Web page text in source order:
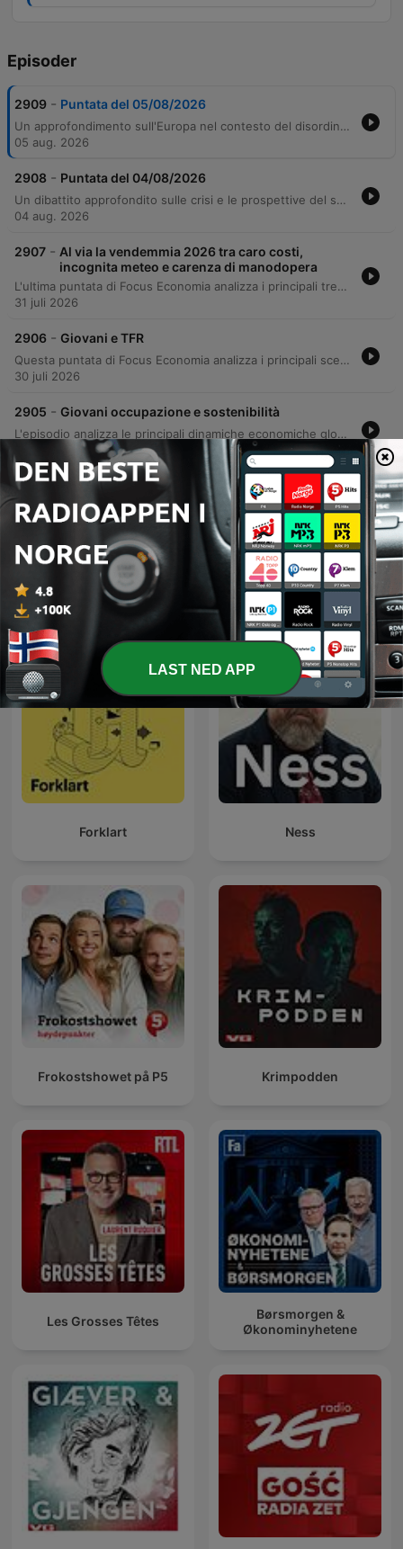
Episoder
2909 - Puntata del 05/08/2026
Un approfondimento sull'Europa nel contesto del disordine mondiale, analizzando la necessità di preservare l'industria come pilastro del welfare e affrontare le sfide della frammentazione globale. Il dibattito esplora l'autonomia strategica, il rapporto con Stati Uniti e Cina e l'importanza dell'integrazione dei mercati dei capitali. L'episodio esamina strategie di crescita basate su traiettorie tecnologiche specifiche e il ruolo cruciale degli istituti nazionali di promozione, come Cassa Depositi e Prestiti, nel catalizzare capitali privati verso la transizione energetica e la resilienza economica del continente.
05 aug. 2026
2908 - Puntata del 04/08/2026
Un dibattito approfondito sulle crisi e le prospettive del settore automotive in Europa, analizzando l'impatto delle regolamentazioni del Green Deal e la sfida della competitività rispetto alla Cina. Gli esperti discutono il rischio di una perdita di sovranità industriale europea e la necessità di innovazione tecnologica. L'analisi si estende alla transizione verso la mobilità elettrica in Italia ed Europa, evidenziando le difficoltà legate all'adozione da parte dei consumatori e alla mancanza di infrastrutture. Il confronto affronta infine il futuro dell'industria, la regolamentazione dei biocarburanti e l'importanza di politiche che proteggano la produzione europea senza penalizzare i cittadini.
04 aug. 2026
2907 - Al via la vendemmia 2026 tra caro costi,
incognita meteo e carenza di manodopera
L'ultima puntata di Focus Economia analizza i principali trend macroeconomici, dal calo dell'inflazione in Italia all'aumento nell'Eurozona, fino alle strategie geopolitiche di Tesla in Cina e alla volatilità dei mercati finanziari estivi. Il programma approfondisce inoltre l'impatto dei cambiamenti climatici sulla viticoltura italiana e le nuove sfide normative europee sugli imballaggi (PPWR), concludendo con consigli pratici per la prevenzione delle truffe informatiche.
31 juli 2026
2906 - Giovani e TFR
Questa puntata di Focus Economia analizza i principali scenari macroeconomici globali, esaminando la crescita degli Stati Uniti e l'inflazione in Eurozona. L'episodio approfondisce le criticità del sistema previdenziale italiano, con particolare attenzione alla riforma della previdenza complementare e alle nuove regole per il TFR. Il programma affronta inoltre l'impatto della direttiva europea sul diritto alla riparazione per contrastare l'obsolescenza programmata. Infine, un'analisi dei mercati finanziari con Enrico Vaccari esplora la volatilità legata ai dati economici e le prospettive sui settori tecnologico e obbligazionario.
30 juli 2026
2905 - Giovani occupazione e sostenibilità
L'episodio analizza le principali dinamiche economiche globali e nazionali, partendo dall'aumento dei prezzi del petrolio e dalle tensioni nel settore autotrasporti, con particolare attenzione al rischio di speculazioni sui prezzi alimentari. Vengono esaminati i mercati internazionali, caratterizzati da una forte volatilità nei settori tecnologico e asiatico a causa dell'incertezza sui tassi della Federal Reserve e del calo degli indici coreani. Il focus si estende anche all'economia italiana, trattando le recenti emissioni di BOT, l'impatto territoriale del Superbonus e le nuove aspettative lavorative della Generazione Z, orientate verso smart working e sostenibilità. Infine, viene approfondita la crisi occupazionale nel settore automotive e l'andamento dei mercati tecnologici legati all'intelligenza artificiale.
Vis flere episoder
Flere Nyheter-podkaster
Se alle
Forklart Ness
Frokostshowet på P5 Krimpodden
Les Grosses Têtes
Børsmorgen &
Økonominyhetene
LAST NED APP